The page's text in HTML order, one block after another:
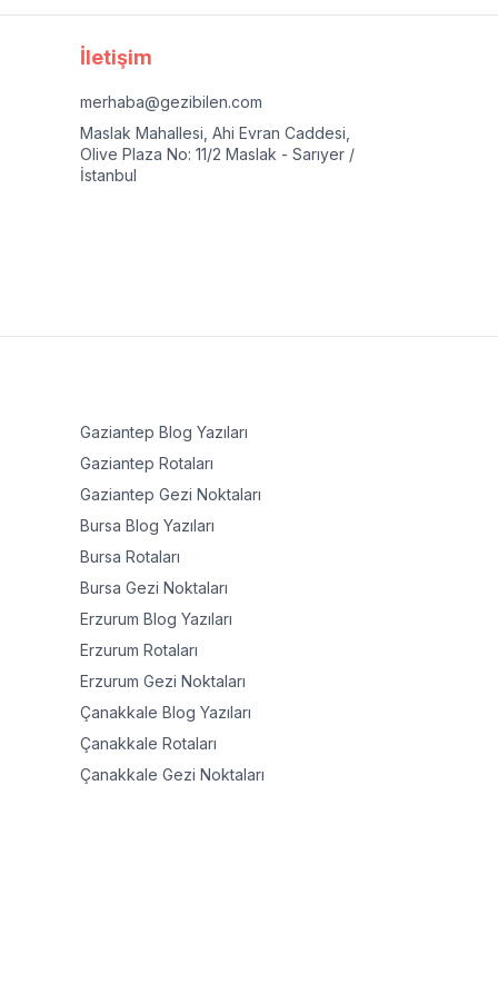
İletişim
merhaba@gezibilen.com
Maslak Mahallesi, Ahi Evran Caddesi,
Olive Plaza No: 11/2 Maslak - Sarıyer /
İstanbul
Gaziantep Blog Yazıları
Gaziantep Rotaları
Gaziantep Gezi Noktaları
Bursa Blog Yazıları
Bursa Rotaları
Bursa Gezi Noktaları
Erzurum Blog Yazıları
Erzurum Rotaları
Erzurum Gezi Noktaları
Çanakkale Blog Yazıları
Çanakkale Rotaları
Çanakkale Gezi Noktaları